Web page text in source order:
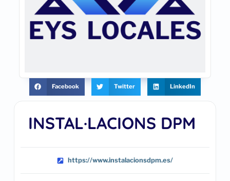
INSTAL·LACIONS DPM
https://www.instalacionsdpm.es/
Facebook Twitter LinkedIn